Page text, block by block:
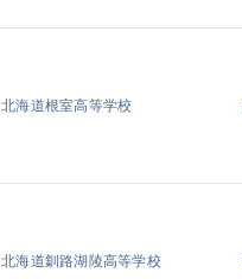
北海道根室高等学校
北海道釧路湖陵高等学校